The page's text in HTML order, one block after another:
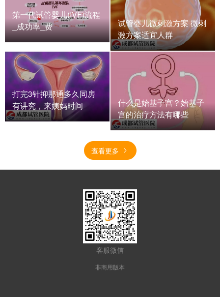
第一代试管婴儿(IVF)流程
_成功率_费
试管婴儿微刺激方案 微刺
激方案适宜人群
打完3针抑那通多久同房
有讲究，来姨妈时间
什么是始基子宫？始基子
宫的治疗方法有哪些
查看更多
客服微信
非商用版本